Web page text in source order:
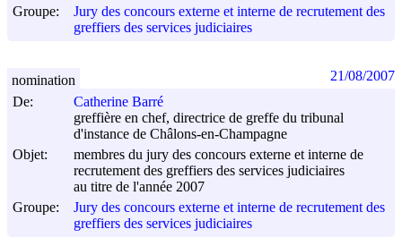
Groupe:
Jury des concours externe et interne de recrutement des
greffiers des services judiciaires
De:
Catherine Barré
greffière en chef, directrice de greffe du tribunal
d'instance de Châlons-en-Champagne
Objet:
membres du jury des concours externe et interne de
recrutement des greffiers des services judiciaires
au titre de l'année 2007
Groupe:
Jury des concours externe et interne de recrutement des
greffiers des services judiciaires
nomination 21/08/2007